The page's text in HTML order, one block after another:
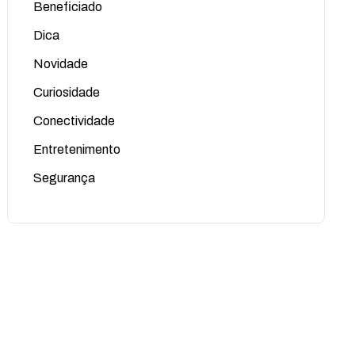
Beneficiado
Dica
Novidade
Curiosidade
Conectividade
Entretenimento
Segurança